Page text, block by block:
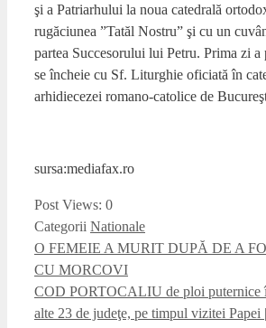
şi a Patriarhului la noua catedrală
rugăciunea ”Tatăl Nostru” şi cu un
partea Succesorului lui Petru. Prima zi a
se încheie cu Sf. Liturghie oficiată în
arhidiecezei romano-catolice de
sursa:mediafax.ro
Post Views: 0
Categorii Nationale
O FEMEIE A MURIT DUPĂ DE A
CU MORCOVI
COD PORTOCALIU de ploi puternice
alte 23 de judeţe, pe timpul vizitei